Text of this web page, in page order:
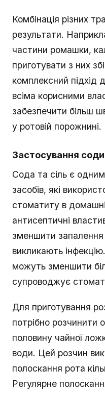
Комбінація різних
результати.
частини ромашки,
приготувати з них
комплексний підхід
всіма корисними
забезпечити більш
у ротовій порожнині.
Застосування соди
Сода та сіль є
засобів, які
стоматиту в
антисептичні
зменшити
викликають
можуть зменшити
супроводжує
Для приготування
потрібно розчинити
половину чайної
води. Цей розчин
полоскання рота
Регулярне